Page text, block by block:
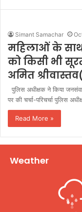
Simant Samachar
महिलाओं के साथ
को किसी भी
अमित
पुलिस अधीक्षक ने किया
पर की चर्चा-परिचर्चा पुलिस
Read More »
Weather